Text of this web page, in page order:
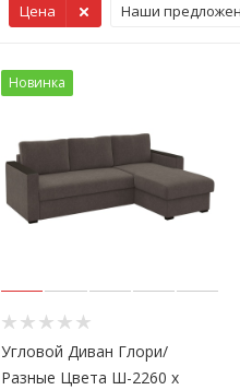
Цена Наши
Новинка
Угловой Диван Глори/
Разные Цвета Ш-2260 х